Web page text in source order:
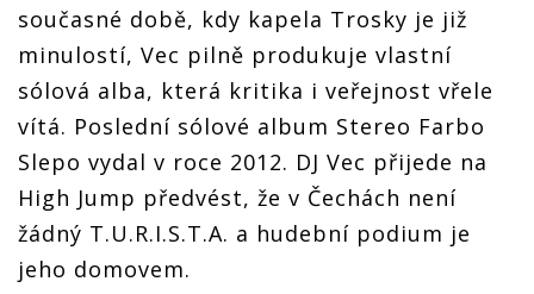
současné době, kdy kapela Trosky je již
minulostí, Vec pilně produkuje vlastní
sólová alba, která kritika i veřejnost vřele
vítá. Poslední sólové album Stereo Farbo
Slepo vydal v roce 2012. DJ Vec přijede na
High Jump předvést, že v Čechách není
žádný T.U.R.I.S.T.A. a hudební podium je
jeho domovem.